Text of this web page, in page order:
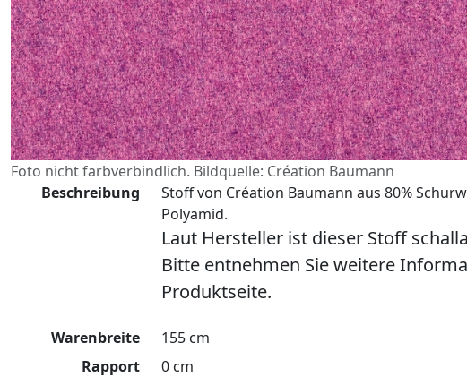
Foto nicht farbverbindlich. Bildquelle: Création Baumann
Beschreibung
Stoff von Création Baumann aus 80%
Polyamid.
Laut Hersteller ist dieser Stoff
Bitte entnehmen Sie weitere
Produktseite.
Warenbreite
155 cm
Rapport
0 cm